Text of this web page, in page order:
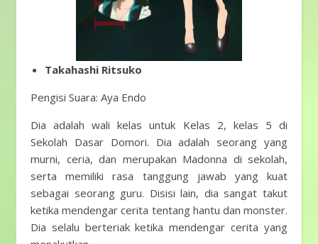
Takahashi Ritsuko
Pengisi Suara: Aya Endo
Dia adalah wali kelas untuk Kelas 2, kelas 5 di
Sekolah Dasar Domori. Dia adalah seorang yang
murni, ceria, dan merupakan Madonna di sekolah,
serta memiliki rasa tanggung jawab yang kuat
sebagai seorang guru. Disisi lain, dia sangat takut
ketika mendengar cerita tentang hantu dan monster.
Dia selalu berteriak ketika mendengar cerita yang